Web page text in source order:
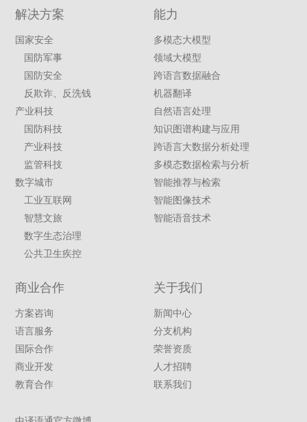
解决方案
国家安全
国防军事
国防安全
反欺诈、反洗钱
产业科技
国防科技
产业科技
监管科技
数字城市
工业互联网
智慧文旅
数字生态治理
公共卫生疾控
能力
多模态大模型
领域大模型
跨语言数据融合
机器翻译
自然语言处理
知识图谱构建与应用
跨语言大数据分析处理
多模态数据检索与分析
智能推荐与检索
智能图像技术
智能语音技术
商业合作
方案咨询
语言服务
国际合作
商业开发
教育合作
关于我们
新闻中心
分支机构
荣誉资质
人才招聘
联系我们